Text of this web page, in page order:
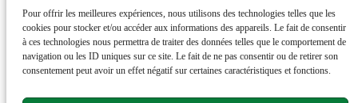
Pour offrir les meilleures expériences, nous utilisons des technologies telles que les
cookies pour stocker et/ou accéder aux informations des appareils. Le fait de consentir
à ces technologies nous permettra de traiter des données telles que le comportement de
navigation ou les ID uniques sur ce site. Le fait de ne pas consentir ou de retirer son
consentement peut avoir un effet négatif sur certaines caractéristiques et fonctions.
nouvelles de votre commune.